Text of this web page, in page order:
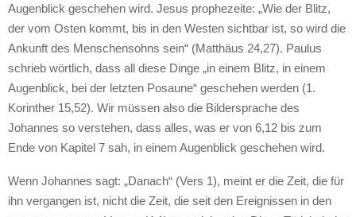
Augenblick geschehen wird. Jesus prophezeite: „Wie der Blitz,
der vom Osten kommt, bis in den Westen sichtbar ist, so wird die
Ankunft des Menschensohns sein“ (Matthäus 24,27). Paulus
schrieb wörtlich, dass all diese Dinge „in einem Blitz, in einem
Augenblick, bei der letzten Posaune“ geschehen werden (1.
Korinther 15,52). Wir müssen also die Bildersprache des
Johannes so verstehen, dass alles, was er von 6,12 bis zum
Ende von Kapitel 7 sah, in einem Augenblick geschehen wird.
Wenn Johannes sagt: „Danach“ (Vers 1), meint er die Zeit, die für
ihn vergangen ist, nicht die Zeit, die seit den Ereignissen in den